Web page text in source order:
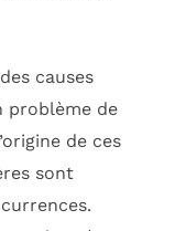
causes
problème de
de ces
sont